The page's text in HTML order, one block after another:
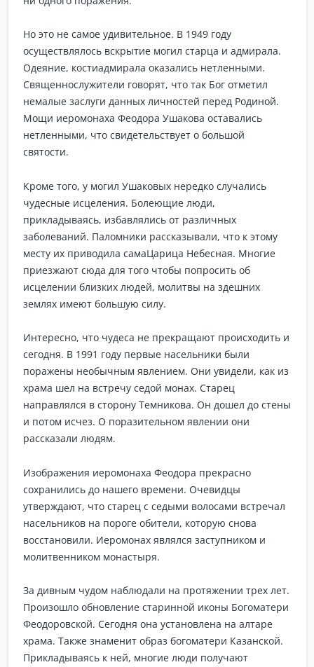
Но это не самое удивительное. В 1949 году
осуществлялось вскрытие могил старца и адмирала.
Одеяние, костиадмирала оказались нетленными.
Священнослужители говорят, что так Бог отметил
немалые заслуги данных личностей перед Родиной.
Мощи иеромонаха Феодора Ушакова оставались
нетленными, что свидетельствует о большой
святости.
Кроме того, у могил Ушаковых нередко случались
чудесные исцеления. Болеющие люди,
прикладываясь, избавлялись от различных
заболеваний. Паломники рассказывали, что к этому
месту их приводила самаЦарица Небесная. Многие
приезжают сюда для того чтобы попросить об
исцелении близких людей, молитвы на здешних
землях имеют большую силу.
Интересно, что чудеса не прекращают происходить и
сегодня. В 1991 году первые насельники были
поражены необычным явлением. Они увидели, как из
храма шел на встречу седой монах. Старец
направлялся в сторону Темникова. Он дошел до стены
и потом исчез. О поразительном явлении они
рассказали людям.
Изображения иеромонаха Феодора прекрасно
сохранились до нашего времени. Очевидцы
утверждают, что старец с седыми волосами встречал
насельников на пороге обители, которую снова
восстановили. Иеромонах являлся заступником и
молитвенником монастыря.
За дивным чудом наблюдали на протяжении трех лет.
Произошло обновление старинной иконы Богоматери
Феодоровской. Сегодня она установлена на алтаре
храма. Также знаменит образ богоматери Казанской.
Прикладываясь к ней, многие люди получают